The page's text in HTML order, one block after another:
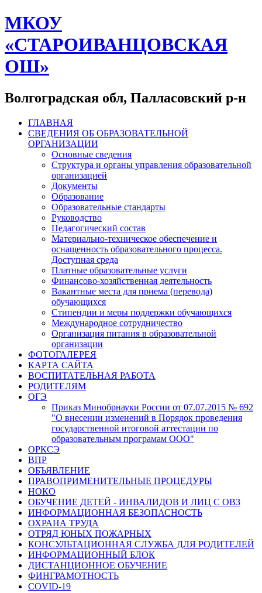
МКОУ
«СТАРОИВАНЦОВСКАЯ
ОШ»
Волгоградская обл, Палласовский р-н
ГЛАВНАЯ
СВЕДЕНИЯ ОБ ОБРАЗОВАТЕЛЬНОЙ
ОРГАНИЗАЦИИ
Основные сведения
Структура и органы управления образовательной
организацией
Документы
Образование
Образовательные стандарты
Руководство
Педагогический состав
Материально-техническое обеспечение и
оснащенность образовательного процесса.
Доступная среда
Платные образовательные услуги
Финансово-хозяйственная деятельность
Вакантные места для приема (перевода)
обучающихся
Стипендии и меры поддержки обучающихся
Международное сотрудничество
Организация питания в образовательной
организации
ФОТОГАЛЕРЕЯ
КАРТА САЙТА
ВОСПИТАТЕЛЬНАЯ РАБОТА
РОДИТЕЛЯМ
ОГЭ
Приказ Минобрнауки России от 07.07.2015 № 692
"О внесении изменений в Порядок проведения
государственной итоговой аттестации по
образовательным програмам ООО"
ОРКСЭ
ВПР
ОБЪЯВЛЕНИЕ
ПРАВОПРИМЕНИТЕЛЬНЫЕ ПРОЦЕДУРЫ
НОКО
ОБУЧЕНИЕ ДЕТЕЙ - ИНВАЛИДОВ И ЛИЦ С ОВЗ
ИНФОРМАЦИОННАЯ БЕЗОПАСНОСТЬ
ОХРАНА ТРУДА
ОТРЯД ЮНЫХ ПОЖАРНЫХ
КОНСУЛЬТАЦИОННАЯ СЛУЖБА ДЛЯ РОДИТЕЛЕЙ
ИНФОРМАЦИОННЫЙ БЛОК
ДИСТАНЦИОННОЕ ОБУЧЕНИЕ
ФИНГРАМОТНОСТЬ
COVID-19